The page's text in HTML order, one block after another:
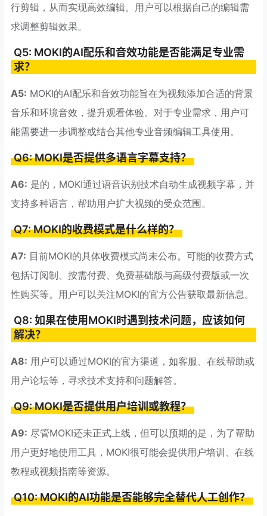
行剪辑，从而实现高效编辑。用户可以根据自己的编辑需
求调整剪辑效果。
Q5: MOKI的AI配乐和音效功能是否能满足专业需
求？
A5: MOKI的AI配乐和音效功能旨在为视频添加合适的背景
音乐和环境音效，提升观看体验。对于专业需求，用户可
能需要进一步调整或结合其他专业音频编辑工具使用。
Q6: MOKI是否提供多语言字幕支持？
A6: 是的，MOKI通过语音识别技术自动生成视频字幕，并
支持多种语言，帮助用户扩大视频的受众范围。
Q7: MOKI的收费模式是什么样的？
A7: 目前MOKI的具体收费模式尚未公布。可能的收费方式
包括订阅制、按需付费、免费基础版与高级付费版或一次
性购买等。用户可以关注MOKI的官方公告获取最新信息。
Q8: 如果在使用MOKI时遇到技术问题，应该如何
解决？
A8: 用户可以通过MOKI的官方渠道，如客服、在线帮助或
用户论坛等，寻求技术支持和问题解答。
Q9: MOKI是否提供用户培训或教程？
A9: 尽管MOKI还未正式上线，但可以预期的是，为了帮助
用户更好地使用工具，MOKI很可能会提供用户培训、在线
教程或视频指南等资源。
Q10: MOKI的AI功能是否能够完全替代人工创作？